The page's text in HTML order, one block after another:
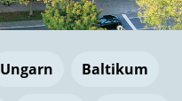
Ungarn Baltikum